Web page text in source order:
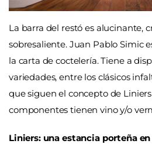
La barra del restó es alucinante,
sobresaliente. Juan Pablo Simic
la carta de coctelería. Tiene a
variedades, entre los clásicos
que siguen el concepto de
componentes tienen vino y/o
Liniers: una estancia porteña